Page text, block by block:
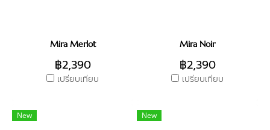
Mira Merlot
฿2,390
เปรียบเทียบ
Mira Noir
฿2,390
เปรียบเทียบ
New New